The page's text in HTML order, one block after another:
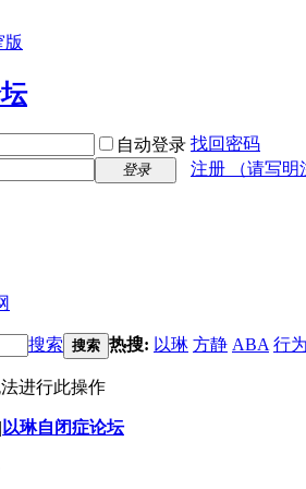
版
自动登录 找回密码
登录
注册 （请写明
搜索 搜索 热搜: 以琳 方静 ABA 行
进行此操作
| 以琳自闭症论坛